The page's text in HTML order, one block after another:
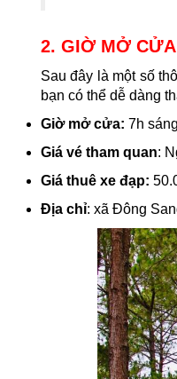
2. GIỜ MỞ
Sau đây là một số
bạn có thể dễ dàng
Giờ mở cửa: 7h
Giá vé tham quan:
Giá thuê xe đạp:
Địa chỉ: xã Đông